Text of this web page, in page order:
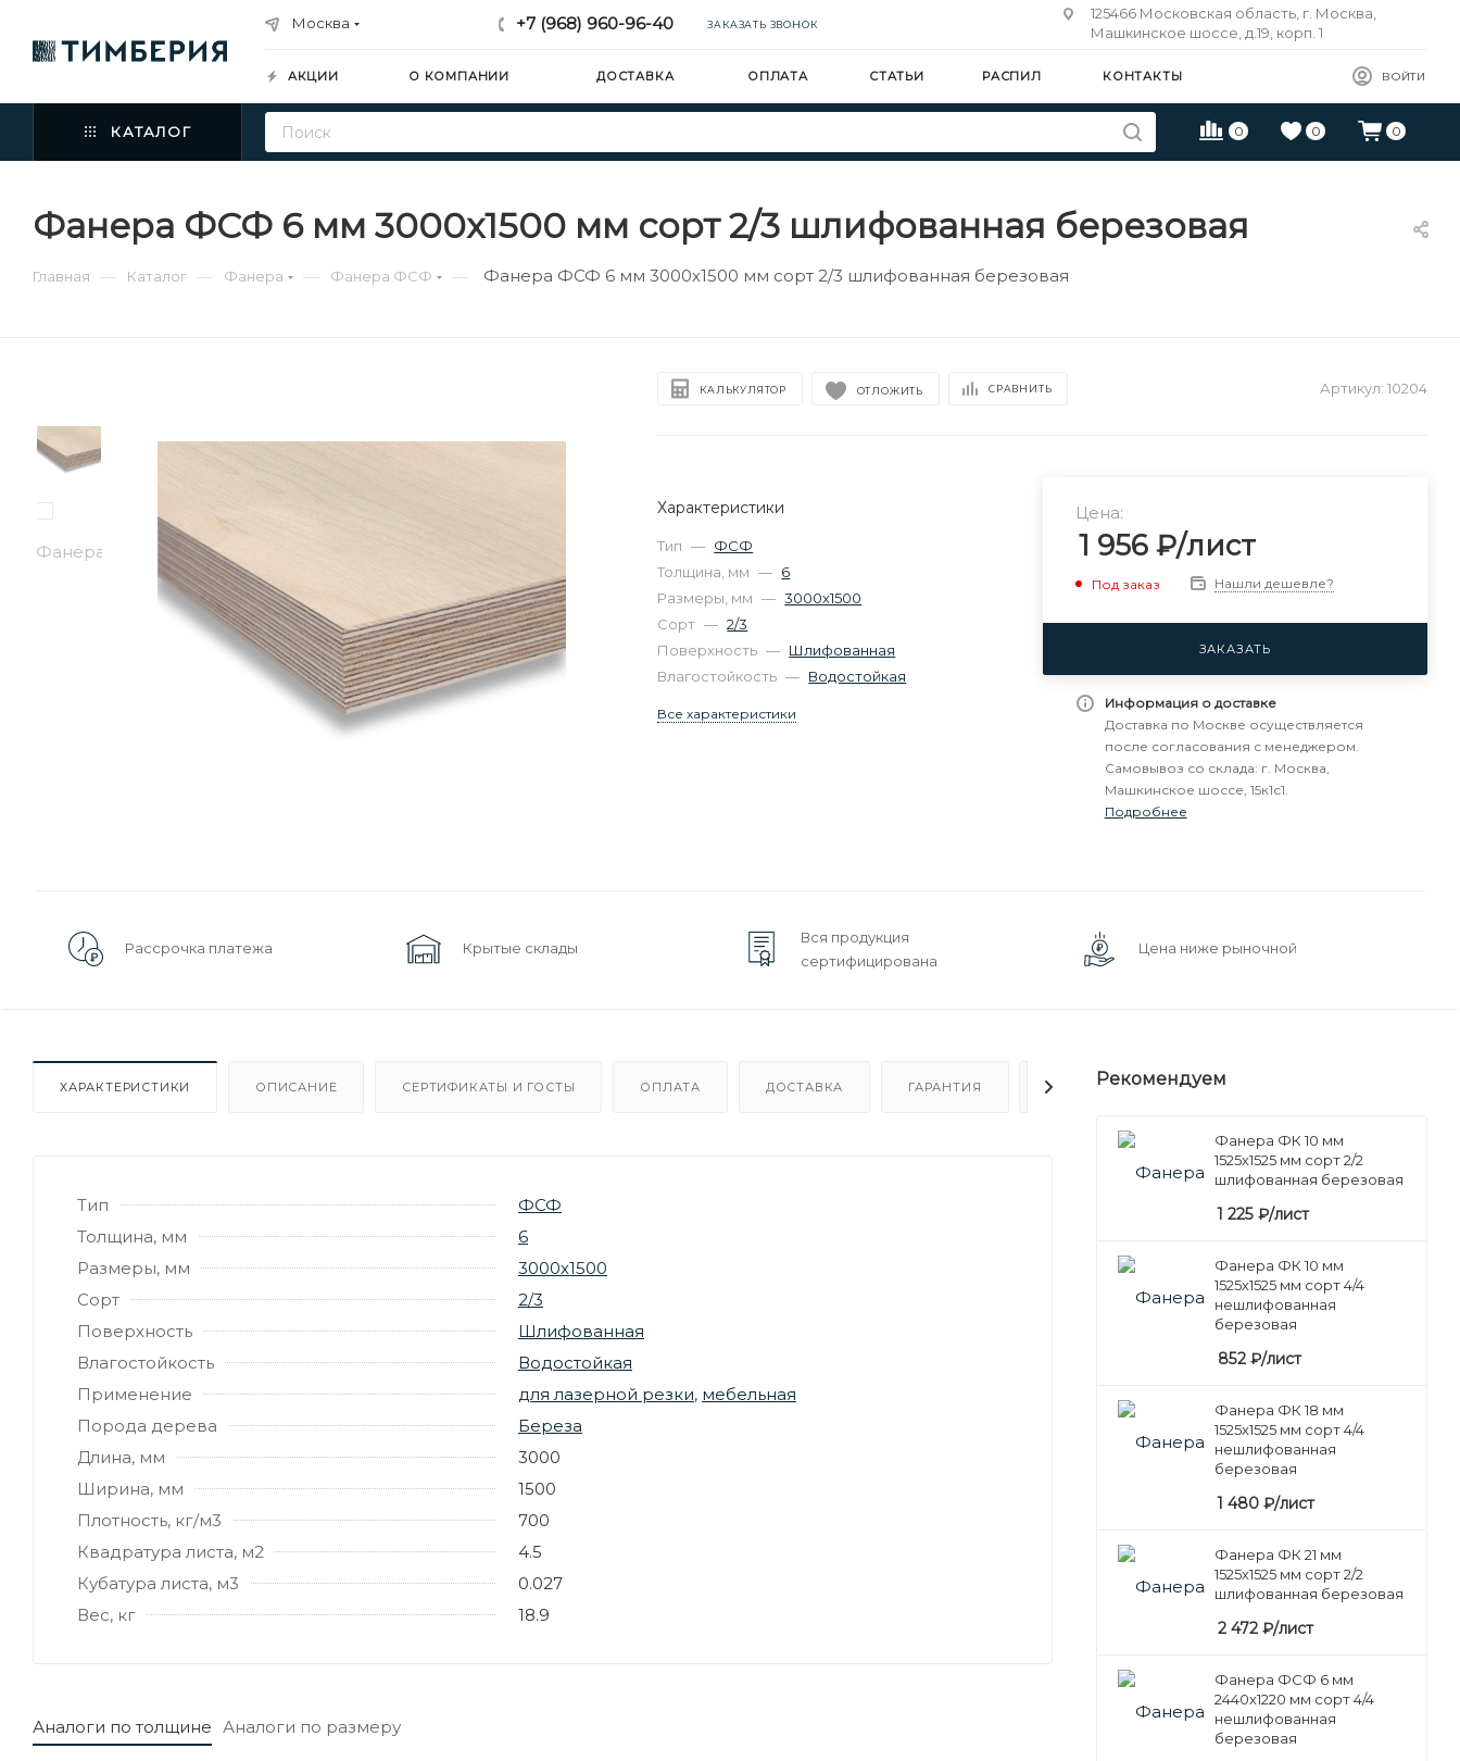
Москва +7 (968) 960-96-40 ЗАКАЗАТЬ ЗВОНОК
125466 Московская область, г. Москва,
Машкинское шоссе, д.19, корп. 1
ВОЙТИ
АКЦИИ О КОМПАНИИ ДОСТАВКА ОПЛАТА СТАТЬИ РАСПИЛ КОНТАКТЫ
0 0 0
КАТАЛОГ
Фанера ФСФ 6 мм 3000х1500 мм сорт 2/3 шлифованная березовая
Главная — Каталог — Фанера — Фанера ФСФ — Фанера ФСФ 6 мм 3000х1500 мм сорт 2/3 шлифованная березовая
КАЛЬКУЛЯТОР ОТЛОЖИТЬ СРАВНИТЬ Артикул: 10204
Характеристики
Тип — ФСФ
Толщина, мм — 6
Размеры, мм — 3000х1500
Сорт — 2/3
Поверхность — Шлифованная
Влагостойкость — Водостойкая
Все характеристики
Цена:
1 956₽/лист
Под заказ Нашли дешевле?
ЗАКАЗАТЬ
Информация о доставке
Доставка по Москве осуществляется
после согласования с менеджером.
Самовывоз со склада: г. Москва,
Машкинское шоссе, 15к1с1.
Подробнее
Рассрочка платежа Крытые склады
Вся продукция
сертифицирована
Цена ниже рыночной
ХАРАКТЕРИСТИКИ ОПИСАНИЕ СЕРТИФИКАТЫ И ГОСТЫ ОПЛАТА ДОСТАВКА ГАРАНТИЯ ОТЗЫВЫ
Тип
ФСФ
Толщина, мм
6
Размеры, мм
3000х1500
Сорт
2/3
Поверхность
Шлифованная
Влагостойкость
Водостойкая
Применение
для лазерной резки, мебельная
Порода дерева
Береза
Длина, мм
3000
Ширина, мм
1500
Плотность, кг/м3
700
Квадратура листа, м2
4.5
Кубатура листа, м3
0.027
Вес, кг
18.9
Аналоги по толщине Аналоги по размеру
Рекомендуем
Фанера ФК 10 мм
1525х1525 мм сорт 2/2
шлифованная березовая
1 225 ₽/лист
Фанера ФК 10 мм
1525х1525 мм сорт 4/4
нешлифованная
березовая
852 ₽/лист
Фанера ФК 18 мм
1525х1525 мм сорт 4/4
нешлифованная
березовая
1 480 ₽/лист
Фанера ФК 21 мм
1525х1525 мм сорт 2/2
шлифованная березовая
2 472 ₽/лист
Фанера ФСФ 6 мм
2440х1220 мм сорт 4/4
нешлифованная
березовая